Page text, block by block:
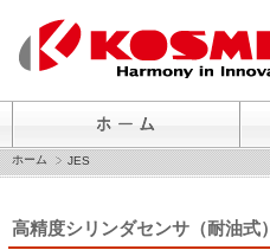
ホーム JES
高精度シリンダセンサ（耐油式）